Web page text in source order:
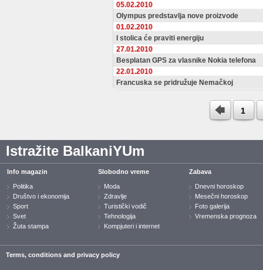
05.02.2010
Olympus predstavlja nove proizvode
01.02.2010
I stolica će praviti energiju
27.01.2010
Besplatan GPS za vlasnike Nokia telefona
22.01.2010
Francuska se pridružuje Nemačkoj
1
Istražite BalkaniYUm
Info magazin
Politika
Društvo i ekonomija
Sport
Svet
Žuta stampa
Slobodno vreme
Moda
Zdravlje
Turistički vodič
Tehnologija
Kompjuteri i internet
Zabava
Dnevni horoskop
Mesečni horoskop
Foto galerija
Vremenska prognoza
Terms, conditions and privacy policy